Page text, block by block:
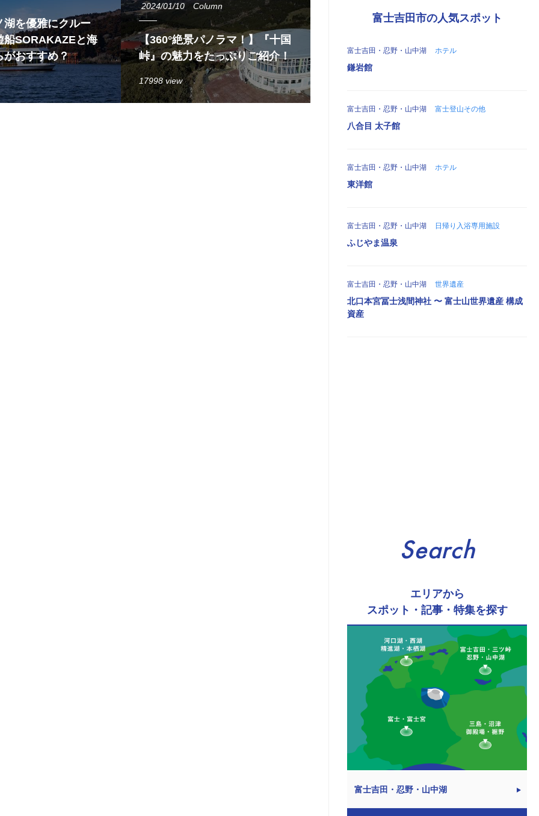
湖を優雅にクルー
船SORAKAZEと海
がおすすめ？
2024/01/10 Column
【360°絶景パノラマ！】『十国
峠』の魅力をたっぷりご紹介！
17998 view
富士吉田市の人気スポット
富士吉田・忍野・山中湖 ホテル
鎌岩館
富士吉田・忍野・山中湖 富士登山その他
八合目 太子館
富士吉田・忍野・山中湖 ホテル
東洋館
富士吉田・忍野・山中湖 日帰り入浴専用施設
ふじやま温泉
富士吉田・忍野・山中湖 世界遺産
北口本宮冨士浅間神社 〜 富士山世界遺産 構成
資産
Search
エリアから
スポット・記事・特集を探す
富士吉田・忍野・山中湖